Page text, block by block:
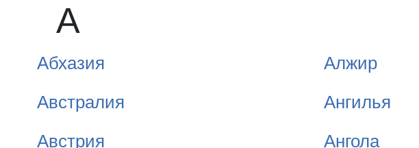
А
Абхазия
Австралия
Австрия
Алжир
Ангилья
Ангола